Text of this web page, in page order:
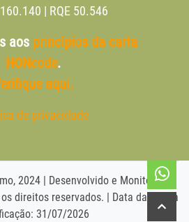
| RQE 50.546
aos princípios da carta
HONcode.
aqui.
de privacidade
2024 | Desenvolvido e Monitorado
direitos reservados. | Data da última
31/07/2026